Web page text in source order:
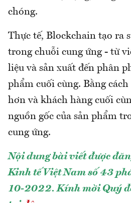
chóng.
Thực tế, Blockchain tạo ra
trong chuỗi cung ứng - từ
liệu và sản xuất đến phân
phẩm cuối cùng. Bằng
hơn và khách hàng cuối
nguồn gốc của sản phẩm
cung ứng.
Nội dung bài viết được
Kinh tế Việt Nam số 43
10-2022. Kính mời Quý